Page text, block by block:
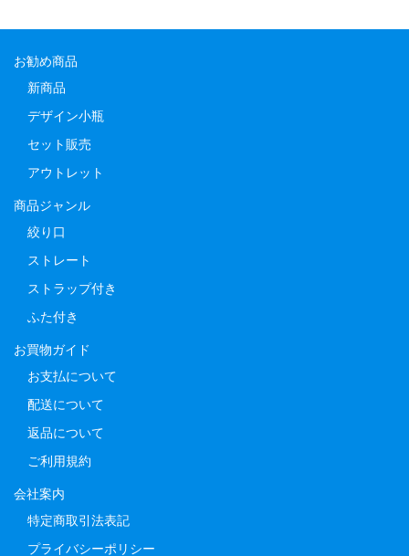
お勧め商品
新商品
デザイン小瓶
セット販売
アウトレット
商品ジャンル
絞り口
ストレート
ストラップ付き
ふた付き
お買物ガイド
お支払について
配送について
返品について
ご利用規約
会社案内
特定商取引法表記
プライバシーポリシー